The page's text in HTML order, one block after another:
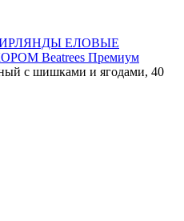
ЕЛОВЫЕ
Beatrees Премиум
с шишками и ягодами, 40